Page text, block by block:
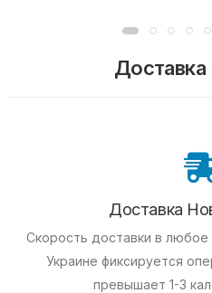
Доставка
Доставка
Скорость доставки в
Украине фиксируется
превышает 1-3